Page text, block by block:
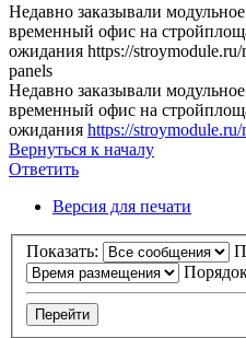
Недавно заказывали
временный офис на
ожидания https://
panels
Недавно заказывали
временный офис на
ожидания https://
Вернуться к началу
Ответить
Ответить
Версия для печати
Показать: